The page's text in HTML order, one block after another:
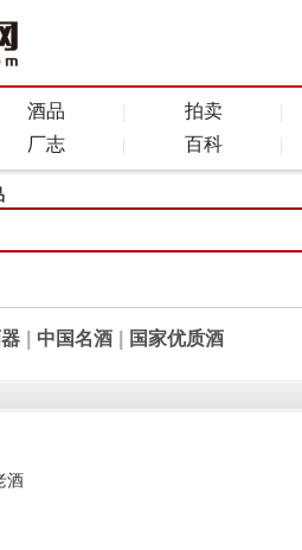
酒品 拍卖
厂志 百科
中国名酒 国家优质酒
酒